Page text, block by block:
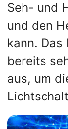
Seh- und
und den
kann. Das
bereits
aus, um